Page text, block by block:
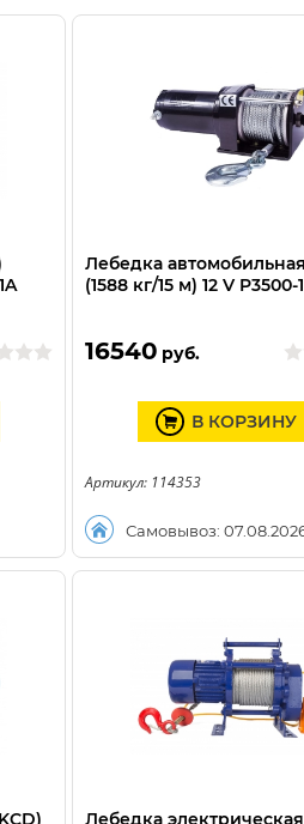
Лебедка
(1588 кг/15 м) 12 V P3500-
16540 руб.
Самовывоз:
В КОРЗИНУ
Артикул: 114353
Лебедка электрическая